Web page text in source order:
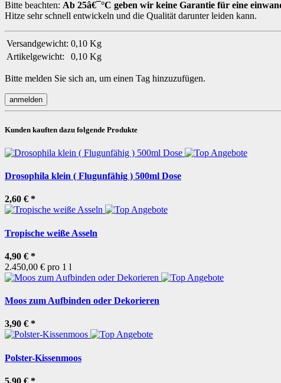
Bitte beachten: Ab 25â€¯°C geben wir keine Garantie für eine
Hitze sehr schnell entwickeln und die Qualität darunter leiden kann.
Versandgewicht: 0,10 Kg
Artikelgewicht:
0,10 Kg
Bitte melden Sie sich an, um einen Tag hinzuzufügen.
Kunden kauften dazu folgende Produkte
Drosophila klein ( Flugunfähig ) 500ml Dose
2,60 € *
Tropische weiße Asseln
4,90 € *
2.450,00 € pro 1 l
Moos zum Aufbinden oder Dekorieren
3,90 € *
Polster-Kissenmoos
5,90 € *